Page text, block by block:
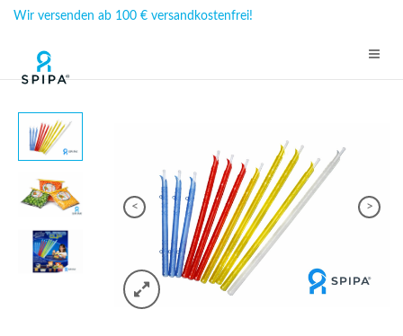
Wir versenden ab 100 € versandkostenfrei!
< >